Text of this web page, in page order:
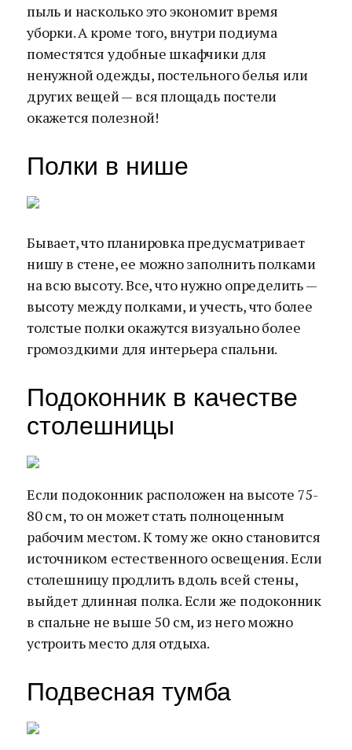
пыль и насколько это экономит время
уборки. А кроме того, внутри подиума
поместятся удобные шкафчики для
ненужной одежды, постельного белья или
других вещей — вся площадь постели
окажется полезной!
Полки в нише
Бывает, что планировка предусматривает
нишу в стене, ее можно заполнить полками
на всю высоту. Все, что нужно определить —
высоту между полками, и учесть, что более
толстые полки окажутся визуально более
громоздкими для интерьера спальни.
Подоконник в качестве
столешницы
Если подоконник расположен на высоте 75-
80 см, то он может стать полноценным
рабочим местом. К тому же окно становится
источником естественного освещения. Если
столешницу продлить вдоль всей стены,
выйдет длинная полка. Если же подоконник
в спальне не выше 50 см, из него можно
устроить место для отдыха.
Подвесная тумба